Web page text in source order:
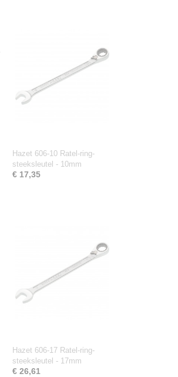
Hazet 606-10 Ratel-ring-
steeksleutel - 10mm
€ 17,35
Hazet 606-17 Ratel-ring-
steeksleutel - 17mm
€ 26,61